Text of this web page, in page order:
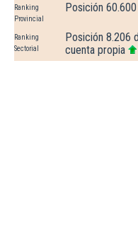
Ranking
Provincial
Posición
Ranking
Sectorial
Posición 8.206
cuenta propia